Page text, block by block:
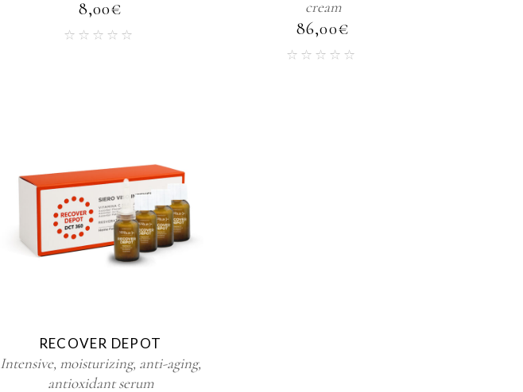
8,00€
cream
86,00€
RECOVER DEPOT
Intensive, moisturizing, anti-aging,
antioxidant serum